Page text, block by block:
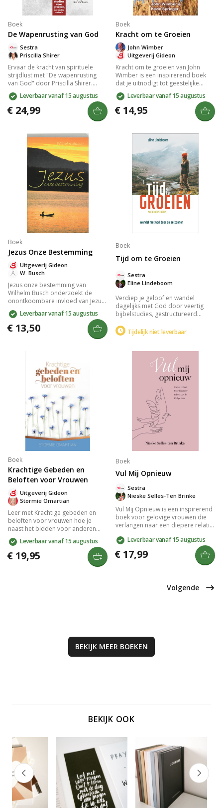
Boek
De Wapenrusting van God
Priscilla Shirer
Sestra
Ervaar de kracht van spirituele
strijdlust met "De wapenrusting
van God" door Priscilla Shirer.
Deze zesweekse bijbelstudie biedt
dagelijkse inzichten en toegang tot
zeven online video's. Versterk je
veerkracht en bescherm je relaties
groepsbijeenkomsten.
Leverbaar vanaf 15 augustus
€ 24,99
Boek
Kracht om te Groeien
Uitgeverij Gideon
John Wimber
Kracht om te groeien van John
Wimber is een inspirerend boek
dat je uitnodigt tot geestelijke
volwassenheid. Het biedt
diepgaande inzichten over het
christelijk geloof, focust op een
authentieke relatie met God en
behandelt thema's als de Heilige
Ideale gids voor elke christen.
Leverbaar vanaf 15 augustus
€ 14,95
Boek
Jezus Onze Bestemming
W. Busch
Uitgeverij Gideon
Jezus onze bestemming van
Wilhelm Busch onderzoekt de
onontkoombare invloed van Jezus
Christus op ieders leven. Busch
beschrijft de blijvende impact van
Jezus als keerpunt in de
geschiedenis. Met diepgaande
inzichten inspireert het boek tot
geloofsperspectief.
Leverbaar vanaf 15 augustus
€ 13,50
Boek
Tijd om te Groeien
Eline Lindeboom
Sestra
Verdiep je geloof en wandel
dagelijks met God door veertig
bijbelstudies, gestructureerd
lessen vanuit de reis van Gods volk
uit Egypte en Jezus' onderwijs.
een poster om je groei vast te
leggen. Geschikt voor persoonlijk
en groepsgebruik.
Tijdelijk niet leverbaar
Boek
Krachtige Gebeden en
Beloften voor Vrouwen
Stormie Omartian
Uitgeverij Gideon
Leer met Krachtige gebeden en
beloften voor vrouwen hoe je
naast het bidden voor anderen
ook voor jezelf kunt bidden.
Ontdek manieren om diepere
verbinding met God te ervaren, je
gevoelens en verlangens te delen
Leverbaar vanaf 15 augustus
€ 19,95
Boek
Vul Mij Opnieuw
Nieske Selles-Ten Brinke
Sestra
Vul Mij Opnieuw is een inspirerend
boek voor gelovige vrouwen die
verlangen naar een diepere relatie
bijbelgetrouwe inzichten en
praktische lessen leer je over de
kracht van de Geest, de vruchten
en gaven die Hij schenkt. Dit boek
voor vrouwenkringen en
Leverbaar vanaf 15 augustus
€ 17,99
Volgende
BEKIJK MEER BOEKEN
BEKIJK OOK